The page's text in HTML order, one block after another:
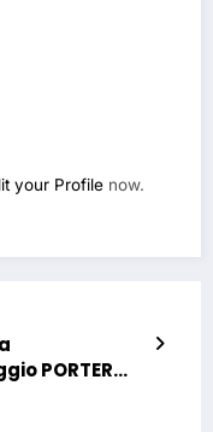
your Profile now.
PORTER